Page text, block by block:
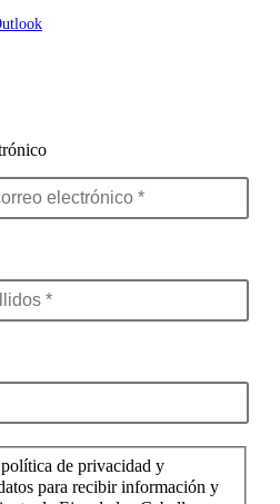
de privacidad y
para recibir información y